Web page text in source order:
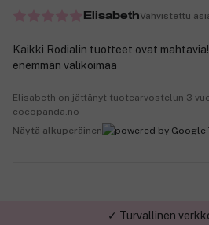
ElisabethVahvistettu
Kaikki Rodialin tuotteet ovat
enemmän valikoimaa
Elisabeth on jättänyt tuotearvostelun 3
cocopanda.no
Näytä alkuperäinen
✓ Turvallinen